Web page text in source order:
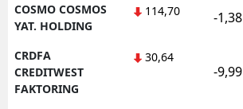
COSMO COSMOS
YAT. HOLDING
114,70 -1,38
CRDFA
CREDITWEST
FAKTORING
30,64
-9,99